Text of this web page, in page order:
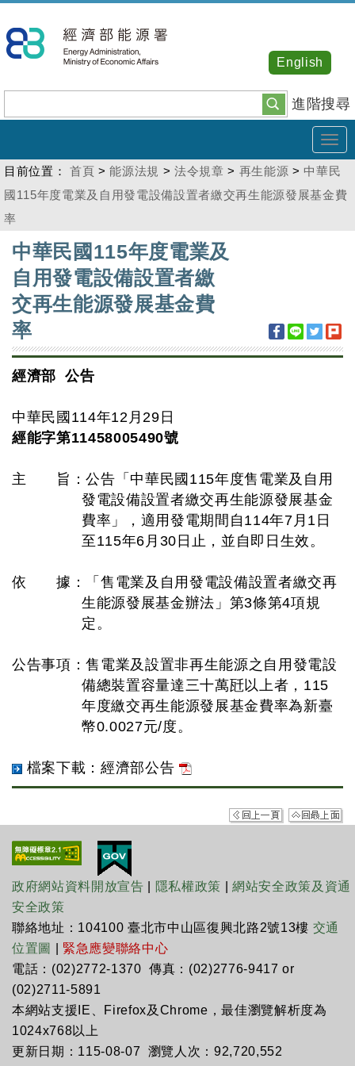
到
主
內
容
進階搜尋
English
目前位置： 首頁 >能源法規 >法令規章 > 再生能源 >中華民
國115年度電業及自用發電設備設置者繳交再生能源發展基金費
率
:::
中華民國115年度電業及
自用發電設備設置者繳
交再生能源發展基金費
率
經濟部 公告
中華民國114年12月29日
經能字第11458005490號
主 旨：公告「中華民國115年度售電業及自用
發電設備設置者繳交再生能源發展基金
費率」，適用發電期間自114年7月1日
至115年6月30日止，並自即日生效。
依 據：「售電業及自用發電設備設置者繳交再
生能源發展基金辦法」第3條第4項規
定。
公告事項：售電業及設置非再生能源之自用發電設
備總裝置容量達三十萬瓩以上者，115
年度繳交再生能源發展基金費率為新臺
幣0.0027元/度。
檔案下載：經濟部公告
政府網站資料開放宣告 隱私權政策 |網站安全政策及資通
安全政策
聯絡地址：104100 臺北市中山區復興北路2號13樓 交通
位置圖
緊急應變聯絡中心
電話：(02)2772-1370 傳真：(02)2776-9417 or
(02)2711-5891
本網站支援IE、Firefox及Chrome，最佳瀏覽解析度為
1024x768以上
更新日期：115-08-07 瀏覽人次：92,720,552